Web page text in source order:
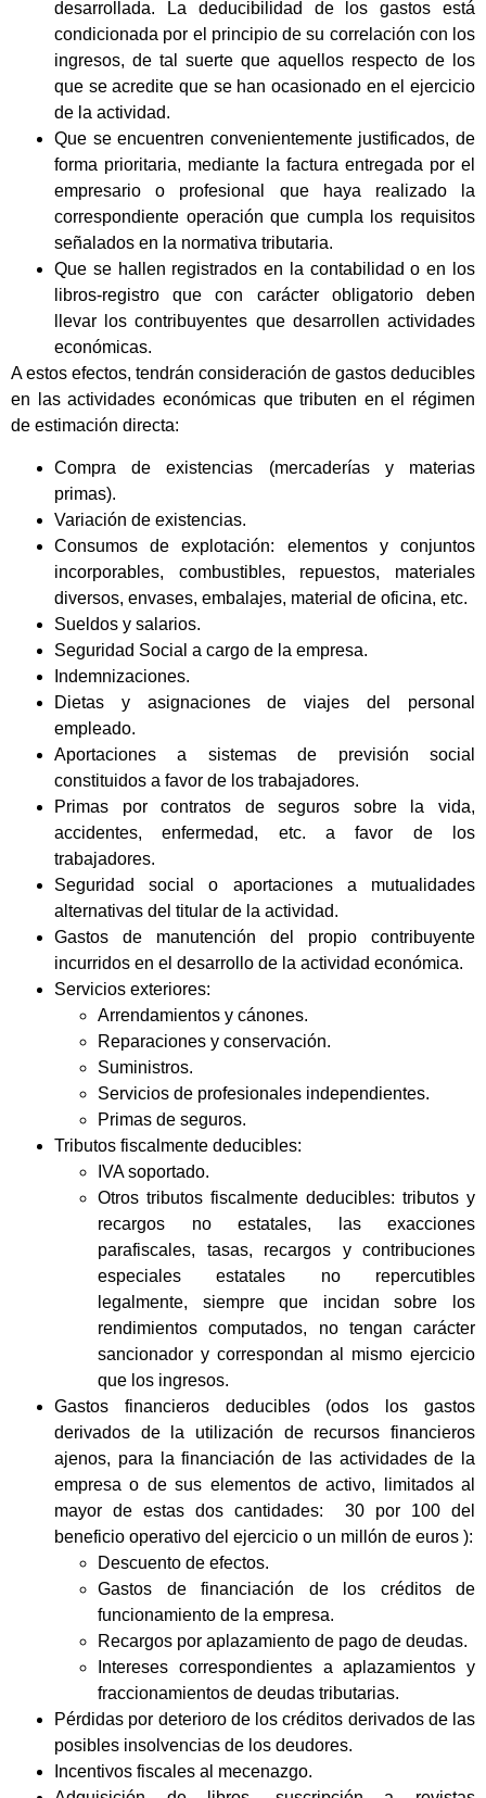
desarrollada. La deducibilidad de los gastos está
condicionada por el principio de su correlación con los
ingresos, de tal suerte que aquellos respecto de los
que se acredite que se han ocasionado en el ejercicio
de la actividad.
Que se encuentren convenientemente justificados, de
forma prioritaria, mediante la factura entregada por el
empresario o profesional que haya realizado la
correspondiente operación que cumpla los requisitos
señalados en la normativa tributaria.
Que se hallen registrados en la contabilidad o en los
libros-registro que con carácter obligatorio deben
llevar los contribuyentes que desarrollen actividades
económicas.
A estos efectos, tendrán consideración de gastos deducibles
en las actividades económicas que tributen en el régimen
de estimación directa:
Compra de existencias (mercaderías y materias
primas).
Variación de existencias.
Consumos de explotación: elementos y conjuntos
incorporables, combustibles, repuestos, materiales
diversos, envases, embalajes, material de oficina, etc.
Sueldos y salarios.
Seguridad Social a cargo de la empresa.
Indemnizaciones.
Dietas y asignaciones de viajes del personal
empleado.
Aportaciones a sistemas de previsión social
constituidos a favor de los trabajadores.
Primas por contratos de seguros sobre la vida,
accidentes, enfermedad, etc. a favor de los
trabajadores.
Seguridad social o aportaciones a mutualidades
alternativas del titular de la actividad.
Gastos de manutención del propio contribuyente
incurridos en el desarrollo de la actividad económica.
Servicios exteriores:
Arrendamientos y cánones.
Reparaciones y conservación.
Suministros.
Servicios de profesionales independientes.
Primas de seguros.
Tributos fiscalmente deducibles:
IVA soportado.
Otros tributos fiscalmente deducibles: tributos y
recargos no estatales, las exacciones
parafiscales, tasas, recargos y contribuciones
especiales estatales no repercutibles
legalmente, siempre que incidan sobre los
rendimientos computados, no tengan carácter
sancionador y correspondan al mismo ejercicio
que los ingresos.
Gastos financieros deducibles (odos los gastos
derivados de la utilización de recursos financieros
ajenos, para la financiación de las actividades de la
empresa o de sus elementos de activo, limitados al
mayor de estas dos cantidades: 30 por 100 del
beneficio operativo del ejercicio o un millón de euros ):
Descuento de efectos.
Gastos de financiación de los créditos de
funcionamiento de la empresa.
Recargos por aplazamiento de pago de deudas.
Intereses correspondientes a aplazamientos y
fraccionamientos de deudas tributarias.
Pérdidas por deterioro de los créditos derivados de las
posibles insolvencias de los deudores.
Incentivos fiscales al mecenazgo.